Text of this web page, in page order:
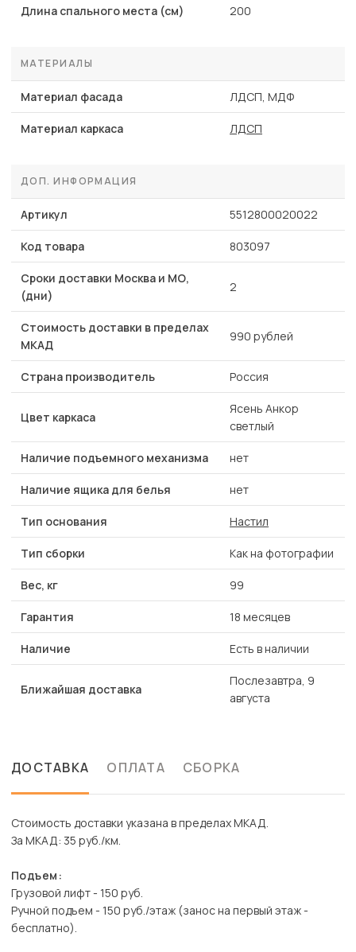
Длина спального места (см) 200
МАТЕРИАЛЫ
Материал фасада ЛДСП, МДФ
Материал каркаса ЛДСП
ДОП. ИНФОРМАЦИЯ
Артикул 5512800020022
Код товара 803097
Сроки доставки Москва и МО,
(дни)
2
Стоимость доставки в пределах
МКАД
990 рублей
Страна производитель Россия
Цвет каркаса
Ясень Анкор
светлый
Наличие подъемного механизма нет
Наличие ящика для белья нет
Тип основания Настил
Тип сборки Как на фотографии
Вес, кг 99
Гарантия 18 месяцев
Наличие Есть в наличии
Ближайшая доставка
Послезавтра, 9
августа
ДОСТАВКА ОПЛАТА СБОРКА
Стоимость доставки указана в пределах МКАД.
За МКАД: 35 руб./км.
Подъем:
Грузовой лифт - 150 руб.
Ручной подъем - 150 руб./этаж (занос на первый этаж -
бесплатно).